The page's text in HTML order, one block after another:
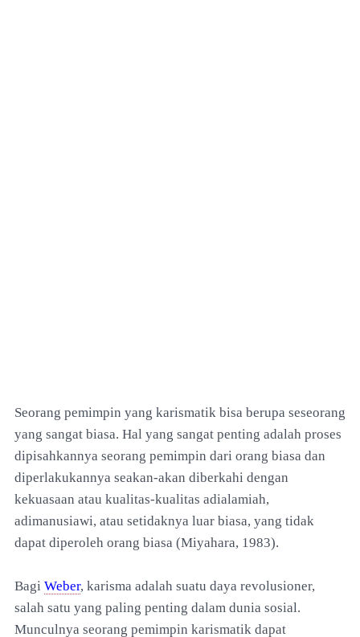
Seorang pemimpin yang karismatik bisa berupa seseorang
yang sangat biasa. Hal yang sangat penting adalah proses
dipisahkannya seorang pemimpin dari orang biasa dan
diperlakukannya seakan-akan diberkahi dengan
kekuasaan atau kualitas-kualitas adialamiah,
adimanusiawi, atau setidaknya luar biasa, yang tidak
dapat diperoleh orang biasa (Miyahara, 1983).
Bagi Weber, karisma adalah suatu daya revolusioner,
salah satu yang paling penting dalam dunia sosial.
Munculnya seorang pemimpin karismatik dapat